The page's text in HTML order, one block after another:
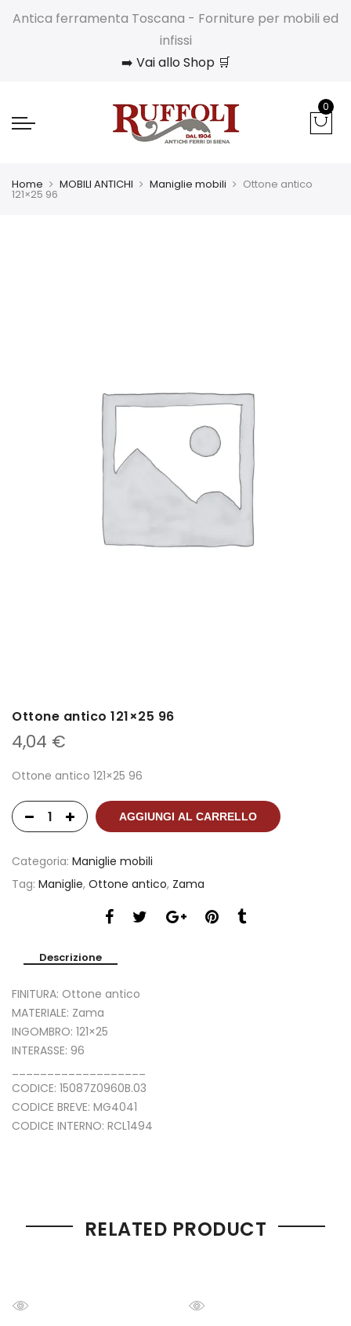
Antica ferramenta Toscana - Forniture per mobili ed
infissi
➡️ Vai allo Shop 🛒
0
Home MOBILI ANTICHI Maniglie mobili Ottone antico
121×25 96
Ottone antico 121×25 96
4,04 €
Ottone antico 121×25 96
AGGIUNGI AL CARRELLO
Categoria: Maniglie mobili
Tag: Maniglie, Ottone antico, Zama
Descrizione
FINITURA: Ottone antico
MATERIALE: Zama
INGOMBRO: 121×25
INTERASSE: 96
CODICE: 15087Z0960B.03
CODICE BREVE: MG4041
CODICE INTERNO: RCL1494
RELATED PRODUCT